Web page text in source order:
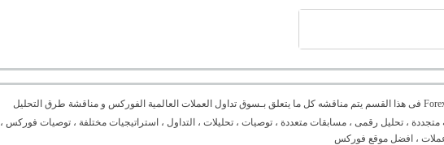
منتدى العملات العام Forex فى هذا القسم يتم مناقشه كل ما يتعلق بـسوق تداول العملات العالمية الفوركس و مناقشة طرق التحليل
، تحليل رقمى ، مسابقات متعددة ، توصيات ، تحليلات ، التداول ، استراتيجيات مختلفة ، توصيات فوركس ،
عملات ، افضل موقع فوركس